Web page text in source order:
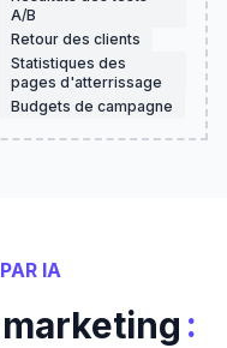
A/B
Retour des clients
Statistiques des
pages d'atterrissage
Budgets de campagne
IA
: